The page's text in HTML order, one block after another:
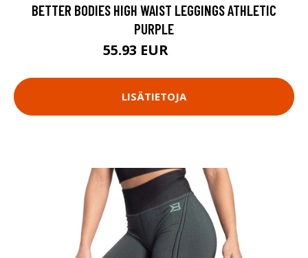
BETTER BODIES HIGH WAIST LEGGINGS ATHLETIC
PURPLE
55.93 EUR
LISÄTIETOJA